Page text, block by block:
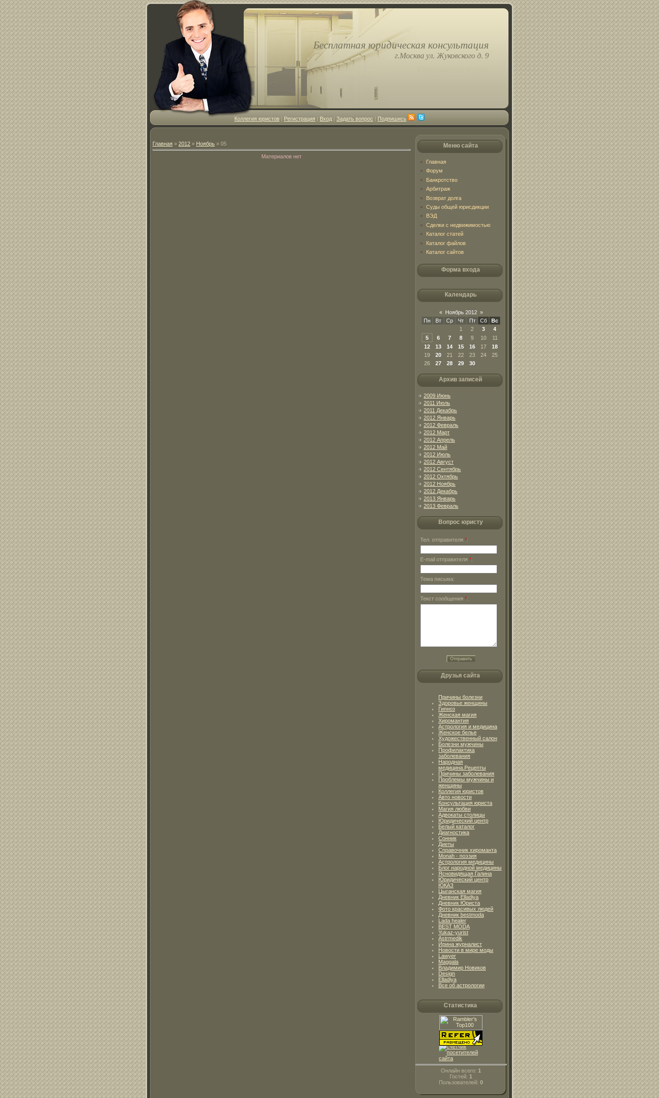
Бесплатная юридическая консультация
г.Москва ул. Жуковского д. 9
Коллегия юристов | Регистрация | Вход | Задать вопрос | Подпишись
Главная » 2012 » Ноябрь » 05
Материалов нет
Меню сайта
Главная
Форум
Банкротство
Арбитраж
Возврат долга
Суды общей юрисдикции
ВЭД
Сделки с недвижимостью
Каталог статей
Каталог файлов
Каталог сайтов
Форма входа
Календарь
« Ноябрь 2012 »
Пн
Вт Ср Чт Пт Сб
Вс
1
2 3
4
5
6 7 8 9 10
11
12
13 14 15 16 17
18
19
20 21 22 23 24
25
26
27 28 29 30
Архив записей
2009 Июнь
2011 Июль
2011 Декабрь
2012 Январь
2012 Февраль
2012 Март
2012 Апрель
2012 Май
2012 Июль
2012 Август
2012 Сентябрь
2012 Октябрь
2012 Ноябрь
2012 Декабрь
2013 Январь
2013 Февраль
Вопрос юристу
Тел. отправителя *:
E-mail отправителя *:
Тема письма:
Текст сообщения *:
Друзья сайта
Причины болезни
Здоровье женщины
Гипноз
Женская магия
Хиромантия
Астрология и медицина
Женское белье
Художественный салон
Болезни мужчины
Профилактика
заболевания
Народная
медицина.Рецепты
Причины заболевания
Проблемы мужчины и
женщины
Коллегия юристов
Авто новости
Консультация юриста
Магия любви
Адвокаты столицы
Юридический центр
Белый каталог
Диагностика
Сонник
Диеты
Справочник хироманта
Monah - поэзия
Астрология медицины
Блог народной медицины
Ясновидящая Галина
Юридический центр
ЮКАЗ
Цыганская магия
Дневник Elladiya
Дневник Юриста
Фото красивых людей
Дневник bestmoda
Lada healer
BEST MODA
Yukaz-yurist
Astrmedik
Ирина журналист
Новости в мире моды
Lawyer
Maggala
Владимир Новиков
Design
Elladiya
Все об астрологии
Статистика
Онлайн всего: 1
Гостей: 1
Пользователей: 0